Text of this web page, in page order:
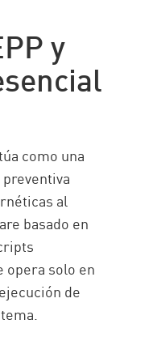
y
como una
al
basado en
opera solo en
de